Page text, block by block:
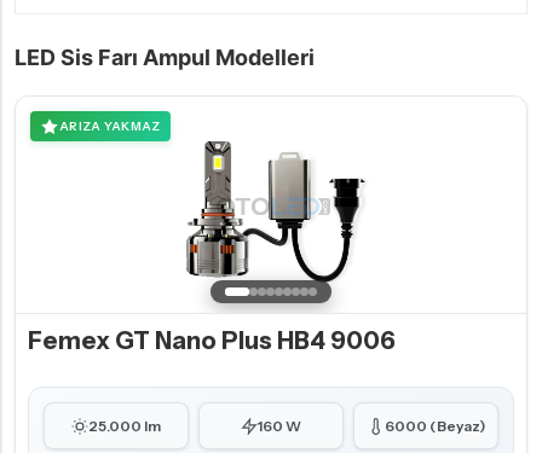
LED Sis Farı Ampul Modelleri
ARIZA YAKMAZ
Femex GT Nano Plus HB4 9006
25.000 lm 160 W 6000 (Beyaz)